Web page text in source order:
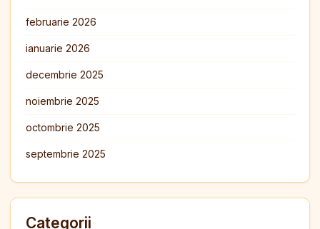
februarie 2026
ianuarie 2026
decembrie 2025
noiembrie 2025
octombrie 2025
septembrie 2025
Categorii